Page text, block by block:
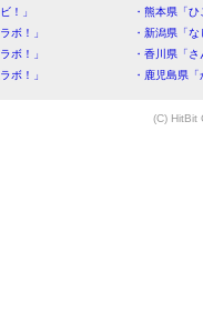
！」
・熊本県「
ボ！」
・新潟県「
ボ！」
・香川県「
ボ！」
・鹿児島県
(C) HitBit